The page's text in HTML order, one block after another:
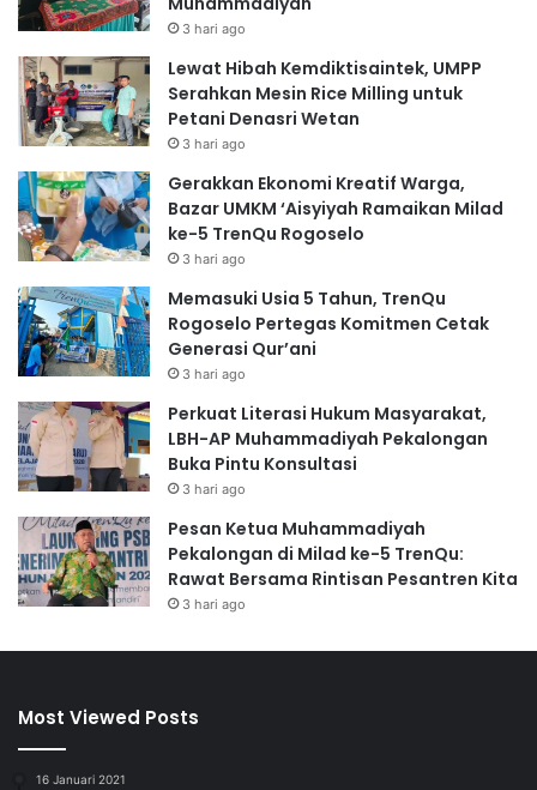
3 hari ago
Lewat Hibah Kemdiktisaintek, UMPP
Serahkan Mesin Rice Milling untuk
Petani Denasri Wetan
3 hari ago
Gerakkan Ekonomi Kreatif Warga,
Bazar UMKM ‘Aisyiyah Ramaikan Milad
ke-5 TrenQu Rogoselo
3 hari ago
Memasuki Usia 5 Tahun, TrenQu
Rogoselo Pertegas Komitmen Cetak
Generasi Qur’ani
3 hari ago
Perkuat Literasi Hukum Masyarakat,
LBH-AP Muhammadiyah Pekalongan
Buka Pintu Konsultasi
3 hari ago
Pesan Ketua Muhammadiyah
Pekalongan di Milad ke-5 TrenQu:
Rawat Bersama Rintisan Pesantren Kita
3 hari ago
Most Viewed Posts
16 Januari 2021